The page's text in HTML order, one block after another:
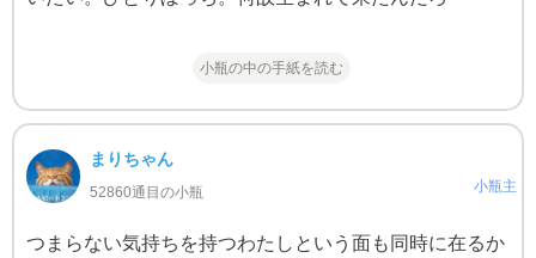
小瓶の中の手紙を読む
まりちゃん
52860通目の小瓶 小瓶主
つまらない気持ちを持つわたしという面も同時に在るか